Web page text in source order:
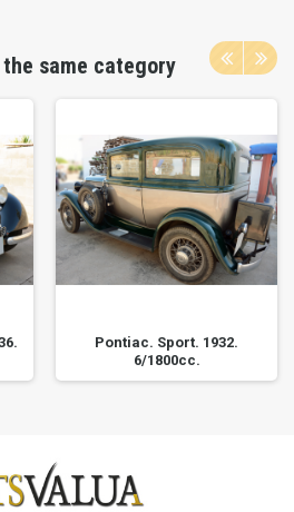
same category
Pontiac. Sport. 1932.
6/1800cc.